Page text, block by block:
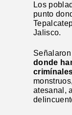
Los
punto
Jalisco.
donde
atesanal,